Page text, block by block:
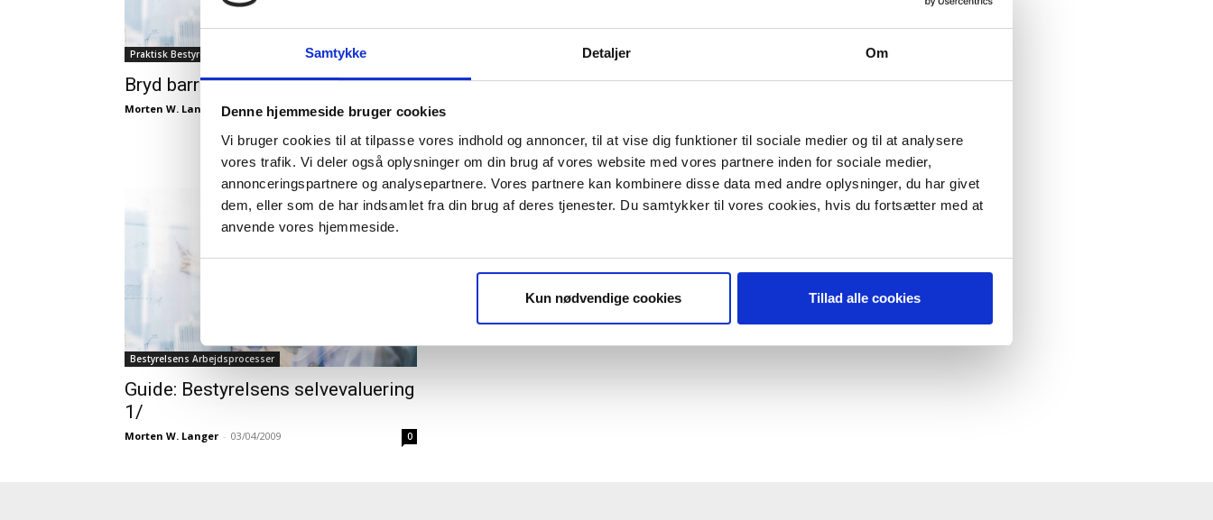
Samtykke Detaljer Om
Denne hjemmeside bruger cookies
Vi bruger cookies til at tilpasse vores indhold og annoncer, til at vise dig funktioner til sociale medier og til at analysere
vores trafik. Vi deler også oplysninger om din brug af vores website med vores partnere inden for sociale medier,
annonceringspartnere og analysepartnere. Vores partnere kan kombinere disse data med andre oplysninger, du har givet
dem, eller som de har indsamlet fra din brug af deres tjenester. Du samtykker til vores cookies, hvis du fortsætter med at
anvende vores hjemmeside.
Kun nødvendige cookies Tillad alle cookies
Praktisk Bestyrelsesarbejde
Bryd barrierer for bæredygtighed
Morten W. Langer - 06/02/2015 0
Morten W. Langer - 17/05/2013 0
Bestyrelsens Arbejdsprocesser
Guide: Bestyrelsens selvevaluering
1/
Morten W. Langer - 03/04/2009 0